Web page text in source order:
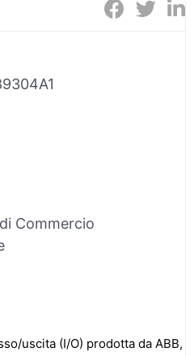
Commercio
uscita (I/O) prodotta da ABB,